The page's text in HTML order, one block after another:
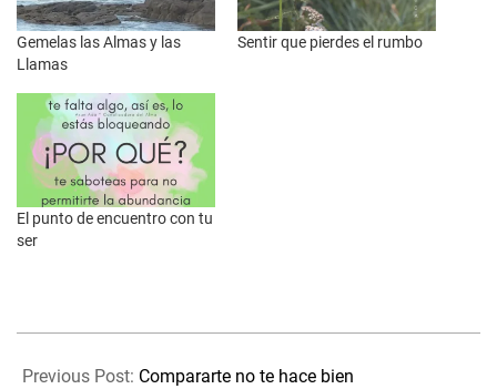
Gemelas las Almas y las
Llamas
Sentir que pierdes el rumbo
El punto de encuentro con tu
ser
05-
Previous Post: Compararte no te hace bien